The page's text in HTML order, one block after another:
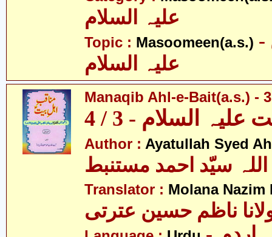
Topic : Masoomeen(a.s.) - معصومین
علیہ السلام
Manaqib Ahl-e-Bait(a.s.) -
السلام - 3 / 4
Author : Ayatullah Syed
سیّد احمد مستنبط
Translator : Molana Nazim
ناظم حسین عترتی